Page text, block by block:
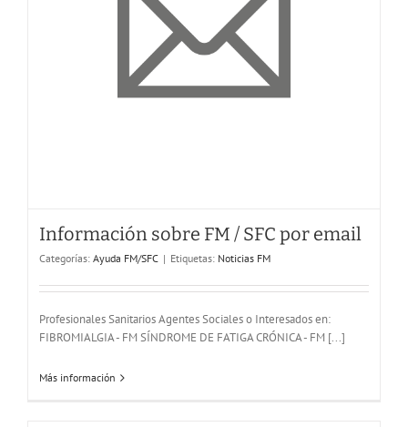
Información sobre FM / SFC por email
Categorías: Ayuda FM/SFC | Etiquetas: Noticias FM
Profesionales Sanitarios Agentes Sociales o Interesados en:
FIBROMIALGIA - FM SÍNDROME DE FATIGA CRÓNICA - FM [...]
Más información
FAQ – Preguntas más frecuentes